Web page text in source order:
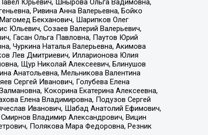
Юрьевич, Шнырова Ольга Вадимовна,
Ривина Анна Валерьевна, Бойко
Бекханович, Шарипков Олег
Юльевич, Созаев Валерий Валерьевич,
Гасан Ольга Павловна, Паутов Юрий
Чуркина Наталья Валерьевна, Акимова
Лев Дмитриевич, Илларионова Юлия
Щур Николай Алексеевич, Блинушов
Анатольевна, Мельникова Валентина
Сергей Иванович, Голубева Елена
Кокорина Екатерина Алексеевна,
Елена Владимировна, Подузов Сергей
Иванович, Шабад Анатолий Ефимович,
Владимир Александрович, Вицин
Полякова Мара Федоровна, Резник